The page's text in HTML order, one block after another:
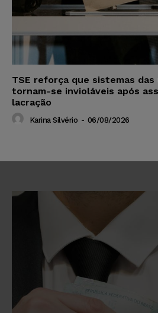
TSE reforça que sistemas
tornam-se invioláveis após
lacração
Karina Silvério - 06/08/2026